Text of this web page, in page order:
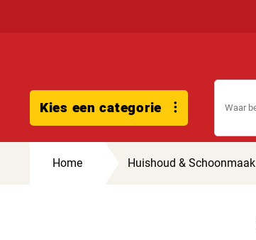
Kies een categorie
Home Huishoud & Schoonmaak